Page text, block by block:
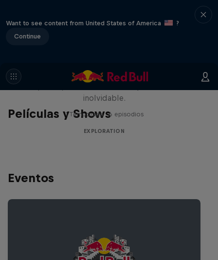
Want to see content from United States of America
?
Continue
Películas y Shows
Rob Warner’s Wild Rides
inolvidable.
1 Temporada · 6 episodios
EXPLORATION
Eventos